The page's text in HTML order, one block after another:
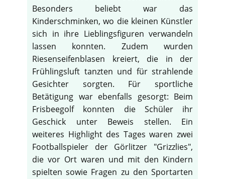
Besonders beliebt war das
Kinderschminken, wo die kleinen Künstler
sich in ihre Lieblingsfiguren verwandeln
lassen konnten. Zudem wurden
Riesenseifenblasen kreiert, die in der
Frühlingsluft tanzten und für strahlende
Gesichter sorgten. Für sportliche
Betätigung war ebenfalls gesorgt: Beim
Frisbeegolf konnten die Schüler ihr
Geschick unter Beweis stellen. Ein
weiteres Highlight des Tages waren zwei
Footballspieler der Görlitzer "Grizzlies",
die vor Ort waren und mit den Kindern
spielten sowie Fragen zu den Sportarten